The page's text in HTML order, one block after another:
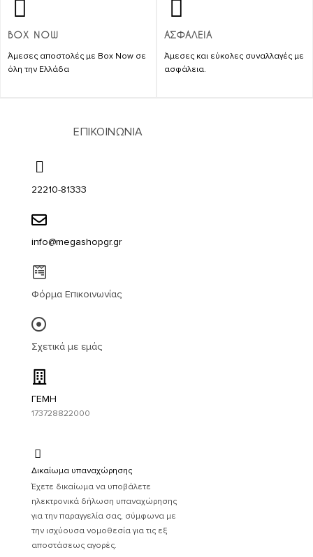
BOX NOW
Άμεσες αποστολές με Box Now σε
όλη την Ελλάδα
ΑΣΦΑΛΕΙΑ
Άμεσες και εύκολες συναλλαγές με
ασφάλεια.
ΕΠΙΚΟΙΝΩΝΙΑ
22210-81333
info@megashopgr.gr
Φόρμα Επικοινωνίας
Σχετικά με εμάς
ΓΕΜΗ
173728822000
Δικαίωμα υπαναχώρησης
Έχετε δικαίωμα να υποβάλετε
ηλεκτρονικά δήλωση υπαναχώρησης
για την παραγγελία σας, σύμφωνα με
την ισχύουσα νομοθεσία για τις εξ
αποστάσεως αγορές.